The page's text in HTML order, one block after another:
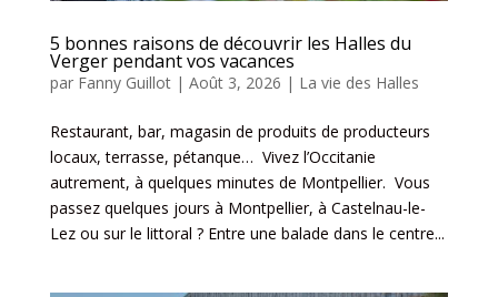
5 bonnes raisons de découvrir les Halles du
Verger pendant vos vacances
par Fanny Guillot| Août 3, 2026 | La vie des Halles
Restaurant, bar, magasin de produits de producteurs
locaux, terrasse, pétanque… Vivez l’Occitanie
autrement, à quelques minutes de Montpellier. Vous
passez quelques jours à Montpellier, à Castelnau-le-
Lez ou sur le littoral ? Entre une balade dans le centre...